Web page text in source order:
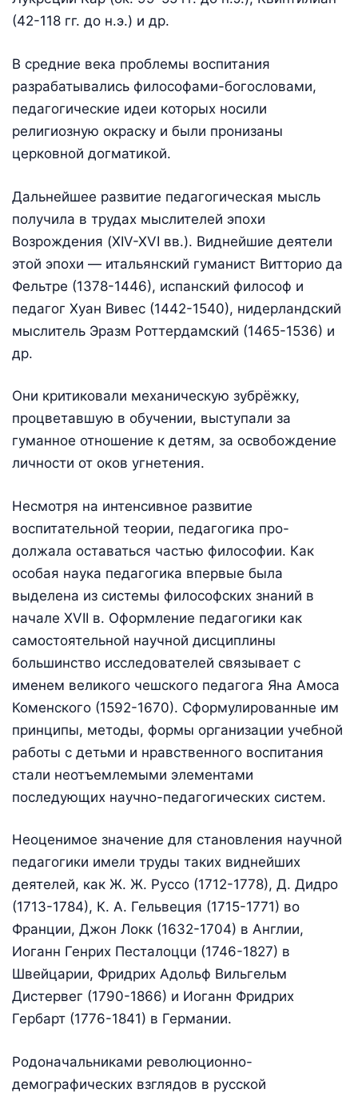
(42-118 гг. до н.э.) и др.
В средние века проблемы воспитания
разрабатывались философами-богословами,
педагогические идеи которых носили
религиозную окраску и были пронизаны
церковной догматикой.
Дальнейшее развитие педагогическая мысль
получила в трудах мыслителей эпохи
Возрождения (XIV-XVI вв.). Виднейшие деятели
этой эпохи — итальянский гуманист Витторио да
Фельтре (1378-1446), испанский философ и
педагог Хуан Вивес (1442-1540), нидерландский
мыслитель Эразм Роттердамский (1465-1536) и
др.
Они критиковали механическую зубрёжку,
процветавшую в обучении, выступали за
гуманное отношение к детям, за освобождение
личности от оков угнетения.
Несмотря на интенсивное развитие
воспитательной теории, педагогика про-
должала оставаться частью философии. Как
особая наука педагогика впервые была
выделена из системы философских знаний в
начале XVII в. Оформление педагогики как
самостоятельной научной дисциплины
большинство исследователей связывает с
именем великого чешского педагога Яна Амоса
Коменского (1592-1670). Сформулированные им
принципы, методы, формы организации учебной
работы с детьми и нравственного воспитания
стали неотъемлемыми элементами
последующих научно-педагогических систем.
Неоценимое значение для становления научной
педагогики имели труды таких виднейших
деятелей, как Ж. Ж. Руссо (1712-1778), Д. Дидро
(1713-1784), К. А. Гельвеция (1715-1771) во
Франции, Джон Локк (1632-1704) в Англии,
Иоганн Генрих Песталоцци (1746-1827) в
Швейцарии, Фридрих Адольф Вильгельм
Дистервег (1790-1866) и Иоганн Фридрих
Гербарт (1776-1841) в Германии.
Родоначальниками революционно-
демографических взглядов в русской